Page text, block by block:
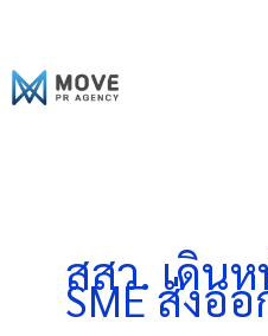
content
สสว. เดิน
SME ส่งอ